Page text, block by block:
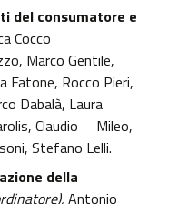
del consumatore e
Cocco
Marco Gentile,
Fatone, Rocco Pieri,
Dabalà, Laura
Claudio
Mileo,
Stefano Lelli.
della
Antonio